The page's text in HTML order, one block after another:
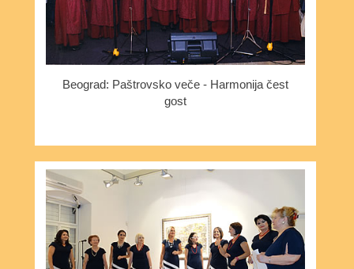
Beograd: Paštrovsko veče - Harmonija čest
gost